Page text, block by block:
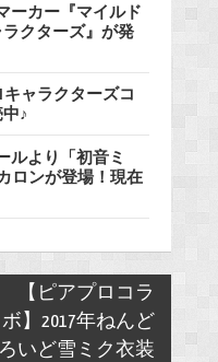
ーカー『マイルド
クターズ』が発
ャラクターズコ
♪
ルより「初音ミ
ロンが登場！現在
【ピアプロコラ
ボ】2017年ねんど
ろいど雪ミク衣装